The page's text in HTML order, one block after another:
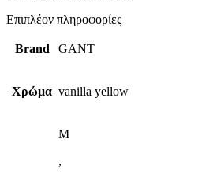
Επιπλέον πληροφορίες
Brand GANT
Χρώμα vanilla yellow
M
,